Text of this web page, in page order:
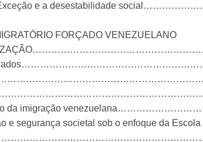
Exceção e a desestabilidade
FORÇADO VENEZUELANO
da imigração
e segurança societal sob o enfoque da Escola